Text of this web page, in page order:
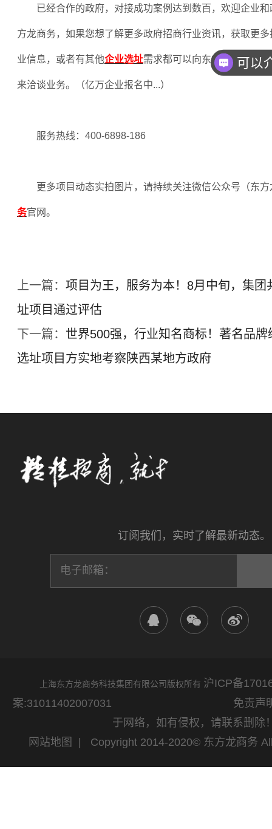
已经合作的政府，对接成功案例达到数百，欢迎企业
方龙商务，如果您想了解更多政府招商行业资讯，获取更
业信息，或者有其他企业选址需求都可以向东方龙商务在
来洽谈业务。（亿万企业报名中...）
服务热线： 400-6898-186
更多项目动态实拍图片，请持续关注微信公众号（东
务官网。
上一篇： 项目为王，服务为本！8月中旬，集团
址项目通过评估
下一篇： 世界500强，行业知名商标！著名品
选址项目方实地考察陕西某地方政府
订阅我们，实时了解最新动态。
上海东方龙商务科技集团有限公司版权所有 沪ICP备
案:31011402007031 免责声明：网站
于网络，如有侵权，请联系删除
网站地图
| Copyright 2014-2020© 东方龙商务